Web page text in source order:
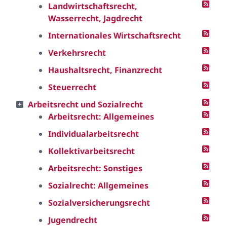
Landwirtschaftsrecht,
Wasserrecht, Jagdrecht
Internationales Wirtschaftsrecht
Verkehrsrecht
Haushaltsrecht, Finanzrecht
Steuerrecht
Arbeitsrecht und Sozialrecht
Arbeitsrecht: Allgemeines
Individualarbeitsrecht
Kollektivarbeitsrecht
Arbeitsrecht: Sonstiges
Sozialrecht: Allgemeines
Sozialversicherungsrecht
Jugendrecht